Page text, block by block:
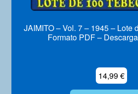
JAIMITO – Vol. 7 – 1945 – Lote
Formato PDF –
14,99€